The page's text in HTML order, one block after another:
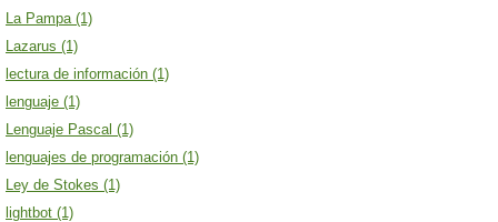
La Pampa (1)
Lazarus (1)
lectura de información (1)
lenguaje (1)
Lenguaje Pascal (1)
lenguajes de programación (1)
Ley de Stokes (1)
lightbot (1)